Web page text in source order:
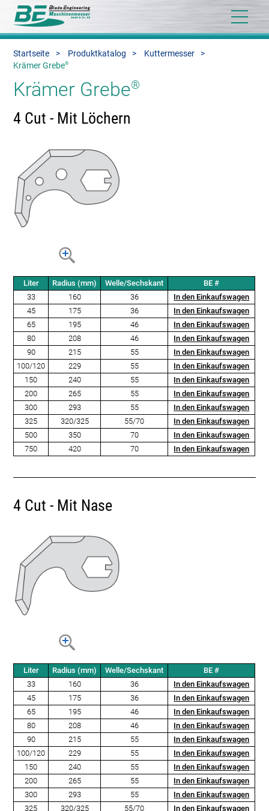
Startseite Produktkatalog
Kuttermesser
Krämer Grebe®
Krämer Grebe®
4 Cut - Mit Löchern
Liter Radius (mm) Welle/Sechskant
BE #
33
160 36
In den Einkaufswagen
45
175 36
In den Einkaufswagen
65
195 46
In den Einkaufswagen
80
208 46
In den Einkaufswagen
90
215 55
In den Einkaufswagen
100/120
229 55
In den Einkaufswagen
150
240 55
In den Einkaufswagen
200
265 55
In den Einkaufswagen
300
293 55
In den Einkaufswagen
325
320/325 55/70
In den Einkaufswagen
500
350 70
In den Einkaufswagen
750
420 70 In den Einkaufswagen
4 Cut - Mit Nase
Liter Radius (mm) Welle/Sechskant
BE #
33
160 36
In den Einkaufswagen
45
175 36
In den Einkaufswagen
65
195 46
In den Einkaufswagen
80
208 46
In den Einkaufswagen
90
215 55
In den Einkaufswagen
100/120
229 55
In den Einkaufswagen
150
240 55
In den Einkaufswagen
200
265 55
In den Einkaufswagen
300
293 55
In den Einkaufswagen
325
320/325 55/70
In den Einkaufswagen